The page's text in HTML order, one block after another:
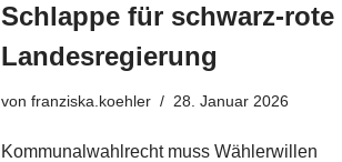
Schlappe für schwarz-rote
Landesregierung
von franziska.koehler 28. Januar 2026
Kommunalwahlrecht muss Wählerwillen